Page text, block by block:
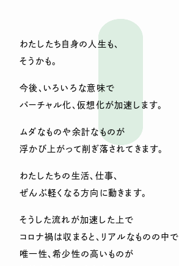
わたしたち自身の人生も、
そうかも。
今後、いろいろな意味で
バーチャル化、仮想化が加速します。
ムダなものや余計なものが
浮かび上がって削ぎ落されてきます。
わたしたちの生活、仕事、
ぜんぶ軽くなる方向に動きます。
そうした流れが加速した上で
コロナ禍は収まると、リアルなものの中で
唯一性、希少性の高いものが